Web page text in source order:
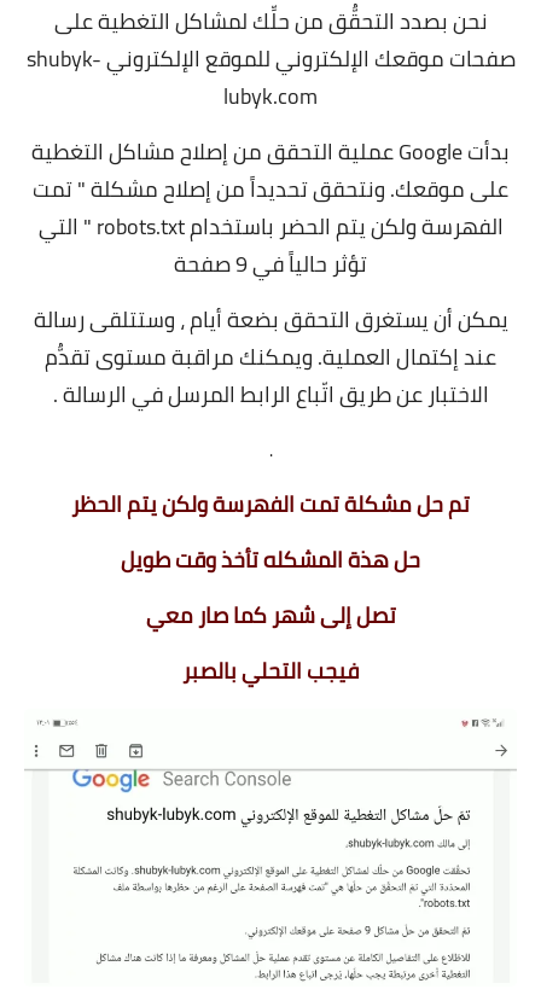
نحن بصدد التحقُّق من حلِّك لمشاكل التغطية على
صفحات موقعك الإلكتروني للموقع الإلكتروني shubyk-
lubyk.com
بدأت Google عملية التحقق من إصلاح مشاكل التغطية
على موقعك. ونتحقق تحديداً من إصلاح مشكلة " تمت
الفهرسة ولكن يتم الحضر باستخدام robots.txt " التي
تؤثر حالياً في 9 صفحة
يمكن أن يستغرق التحقق بضعة أيام ، وستتلقى رسالة
عند إكتمال العملية. ويمكنك مراقبة مستوى تقدُّم
الاختبار عن طريق اتّباع الرابط المرسل في الرسالة .
.
تم حل مشكلة تمت الفهرسة ولكن يتم الحظر
حل هذة المشكله تأخذ وقت طويل
تصل إلى شهر كما صار معي
فيجب التحلي بالصبر